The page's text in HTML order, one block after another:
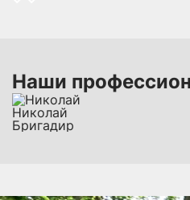
Наши
Николай
Бригадир